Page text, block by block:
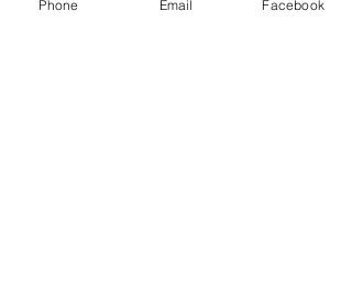
Phone Email Facebook